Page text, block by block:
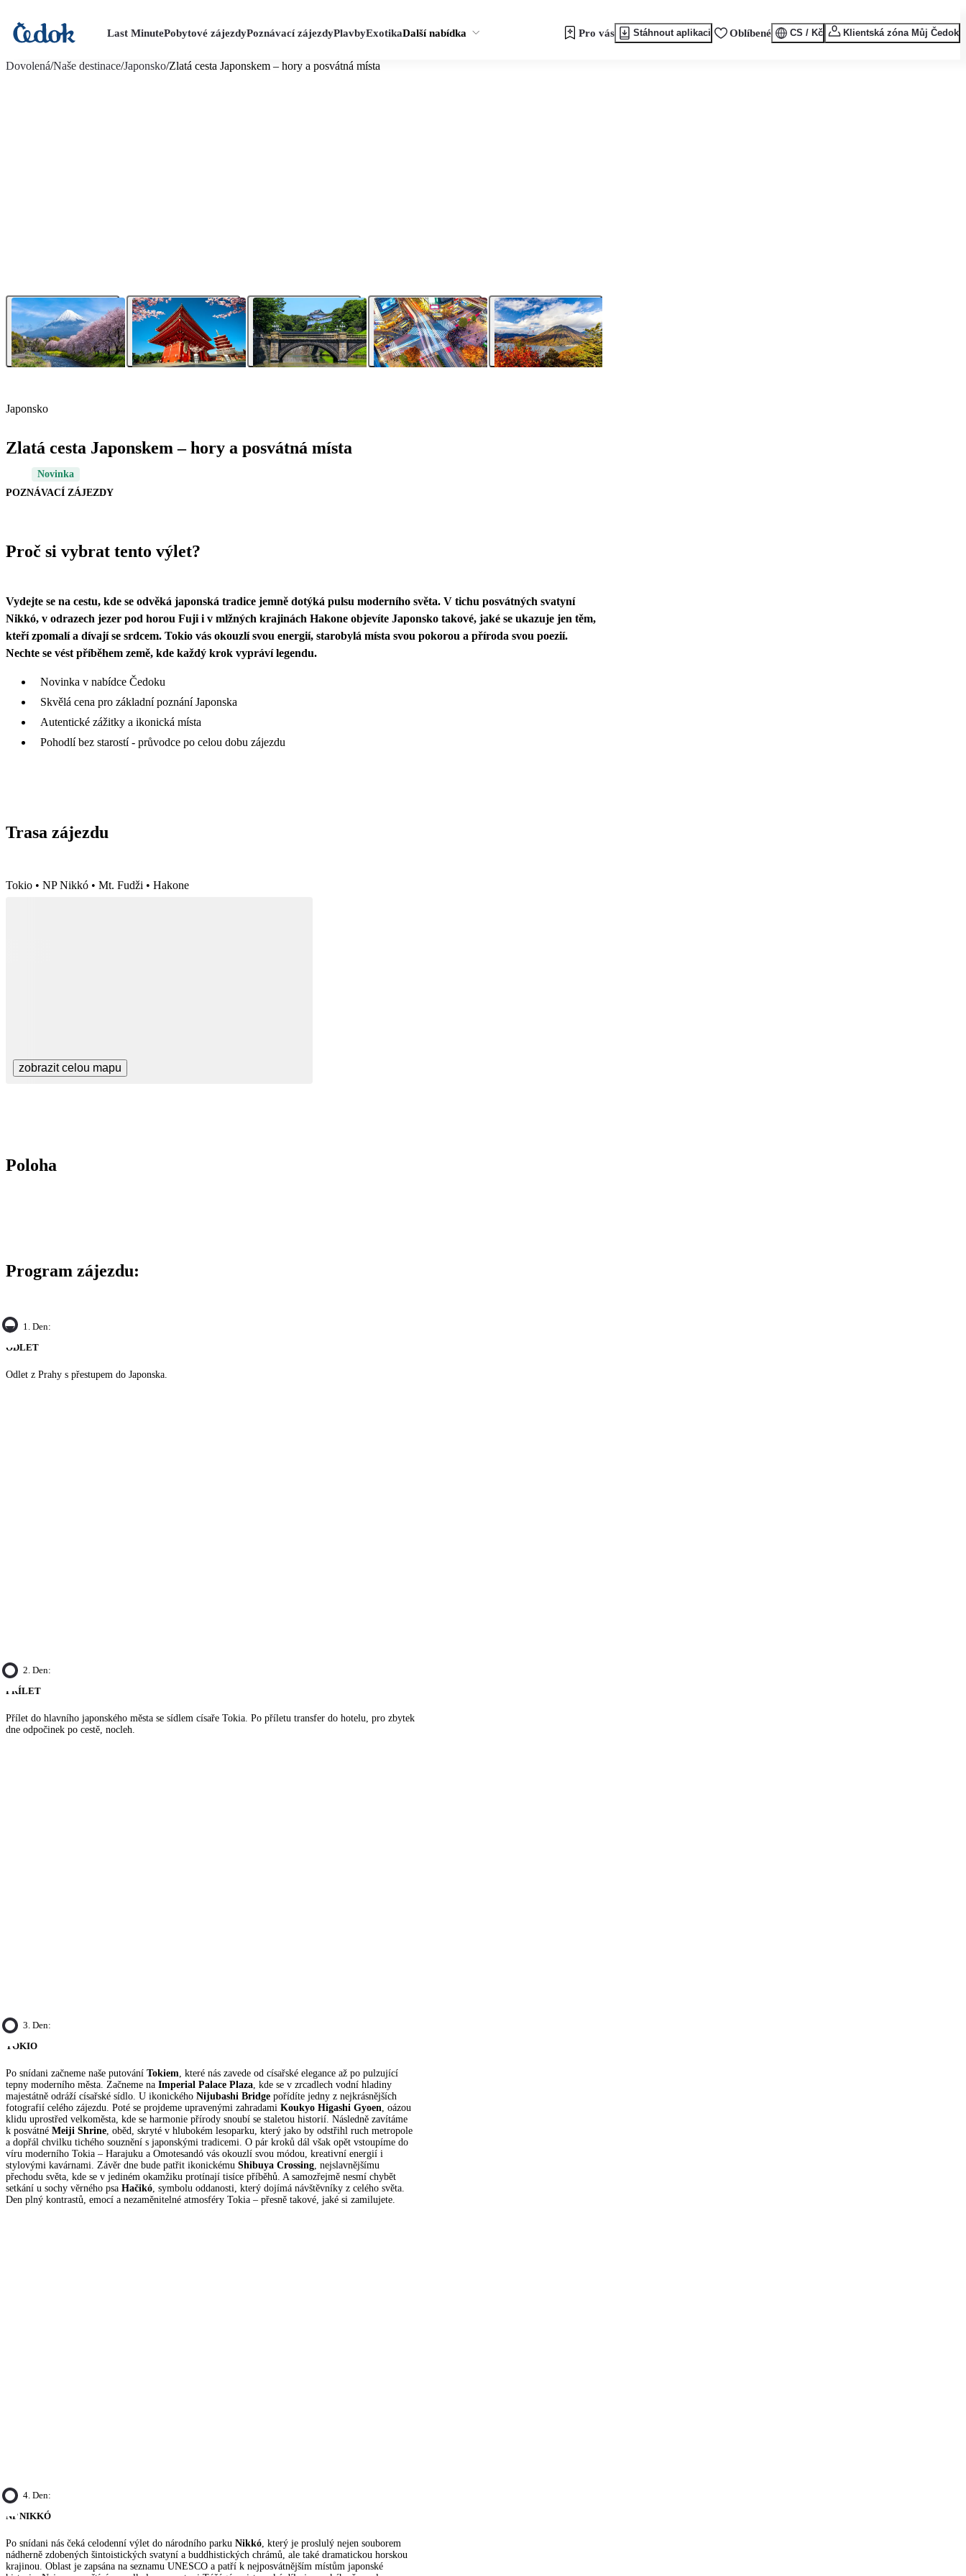
Last MinutePobytové zájezdyPoznávací zájezdyPlavbyExotikaDalší nabídka Pro vás Stáhnout aplikaci Oblíbené CS / Kč Klientská zóna Můj Čedok
Dovolená/Naše destinace/Japonsko/Zlatá cesta Japonskem – hory a posvátná místa
Japonsko
Zlatá cesta Japonskem – hory a posvátná místa
Novinka
POZNÁVACÍ ZÁJEZDY
Proč si vybrat tento výlet?
Vydejte se na cestu, kde se odvěká japonská tradice jemně dotýká pulsu moderního světa. V tichu posvátných svatyní
Nikkó, v odrazech jezer pod horou Fuji i v mlžných krajinách Hakone objevíte Japonsko takové, jaké se ukazuje jen těm,
kteří zpomalí a dívají se srdcem. Tokio vás okouzlí svou energií, starobylá místa svou pokorou a příroda svou poezií.
Nechte se vést příběhem země, kde každý krok vypráví legendu.
Novinka v nabídce Čedoku
Skvělá cena pro základní poznání Japonska
Autentické zážitky a ikonická místa
Pohodlí bez starostí - průvodce po celou dobu zájezdu
Trasa zájezdu
Tokio • NP Nikkó • Mt. Fudži • Hakone
zobrazit celou mapu
Poloha
Program zájezdu:
1. Den:
ODLET
Odlet z Prahy s přestupem do Japonska.
2. Den:
PŘÍLET
Přílet do hlavního japonského města se sídlem císaře Tokia. Po příletu transfer do hotelu, pro zbytek
dne odpočinek po cestě, nocleh.
3. Den:
TOKIO
Po snídani začneme naše putování Tokiem, které nás zavede od císařské elegance až po pulzující
tepny moderního města. Začneme na Imperial Palace Plaza, kde se v zrcadlech vodní hladiny
majestátně odráží císařské sídlo. U ikonického Nijubashi Bridge pořídíte jedny z nejkrásnějších
fotografií celého zájezdu. Poté se projdeme upravenými zahradami Koukyo Higashi Gyoen, oázou
klidu uprostřed velkoměsta, kde se harmonie přírody snoubí se staletou historií. Následně zavítáme
k posvátné Meiji Shrine, oběd, skryté v hlubokém lesoparku, který jako by odstřihl ruch metropole
a dopřál chvilku tichého souznění s japonskými tradicemi. O pár kroků dál však opět vstoupíme do
víru moderního Tokia – Harajuku a Omotesandó vás okouzlí svou módou, kreativní energií i
stylovými kavárnami. Závěr dne bude patřit ikonickému Shibuya Crossing, nejslavnějšímu
přechodu světa, kde se v jediném okamžiku protínají tisíce příběhů. A samozřejmě nesmí chybět
setkání u sochy věrného psa Hačikó, symbolu oddanosti, který dojímá návštěvníky z celého světa.
Den plný kontrastů, emocí a nezaměnitelné atmosféry Tokia – přesně takové, jaké si zamilujete.
4. Den:
NP NIKKÓ
Po snídani nás čeká celodenní výlet do národního parku Nikkó , který je proslulý nejen souborem
nádherně zdobených šintoistických svatyní a buddhistických chrámů, ale také dramatickou horskou
krajinou. Oblast je zapsána na seznamu UNESCO a patří k nejposvátnějším místům japonské